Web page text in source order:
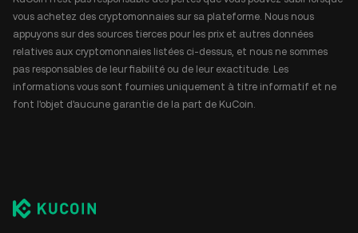
vous achetez des cryptomonnaies sur sa plateforme. Nous nous
appuyons sur des sources tierces pour les prix et autres données
relatives aux cryptomonnaies listées ci-dessus, et nous ne sommes
pas responsables de leur fiabilité ou de leur exactitude. Les
informations vous sont fournies uniquement à titre informatif et ne
font l'objet d'aucune garantie de la part de KuCoin.